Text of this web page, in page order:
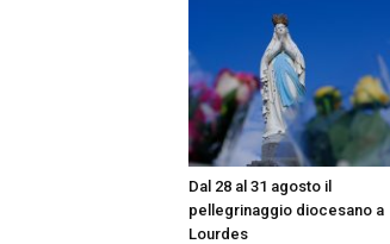
Dal 28 al 31 agosto il
pellegrinaggio diocesano a
Lourdes